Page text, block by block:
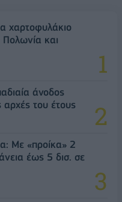
χαρτοφυλάκιο
και
άνοδος
του έτους
Με «προίκα» 2
έως 5 δισ. σε